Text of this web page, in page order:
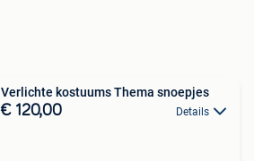
Verlichte kostuums Thema snoepjes
€ 120,00 Details